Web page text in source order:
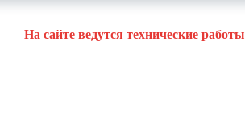
На сайте ведутся технические работы